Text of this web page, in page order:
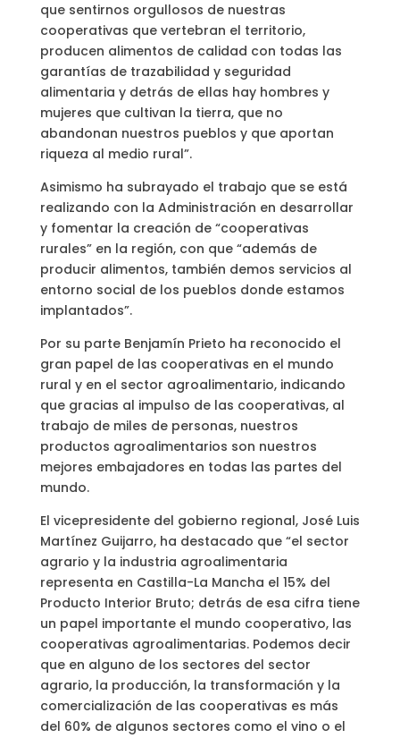
que sentirnos orgullosos de nuestras
cooperativas que vertebran el territorio,
producen alimentos de calidad con todas las
garantías de trazabilidad y seguridad
alimentaria y detrás de ellas hay hombres y
mujeres que cultivan la tierra, que no
abandonan nuestros pueblos y que aportan
riqueza al medio rural”.
Asimismo ha subrayado el trabajo que se está
realizando con la Administración en desarrollar
y fomentar la creación de “cooperativas
rurales” en la región, con que “además de
producir alimentos, también demos servicios al
entorno social de los pueblos donde estamos
implantados”.
Por su parte Benjamín Prieto ha reconocido el
gran papel de las cooperativas en el mundo
rural y en el sector agroalimentario, indicando
que gracias al impulso de las cooperativas, al
trabajo de miles de personas, nuestros
productos agroalimentarios son nuestros
mejores embajadores en todas las partes del
mundo.
El vicepresidente del gobierno regional, José Luis
Martínez Guijarro, ha destacado que “el sector
agrario y la industria agroalimentaria
representa en Castilla-La Mancha el 15% del
Producto Interior Bruto; detrás de esa cifra tiene
un papel importante el mundo cooperativo, las
cooperativas agroalimentarias. Podemos decir
que en alguno de los sectores del sector
agrario, la producción, la transformación y la
comercialización de las cooperativas es más
del 60% de algunos sectores como el vino o el